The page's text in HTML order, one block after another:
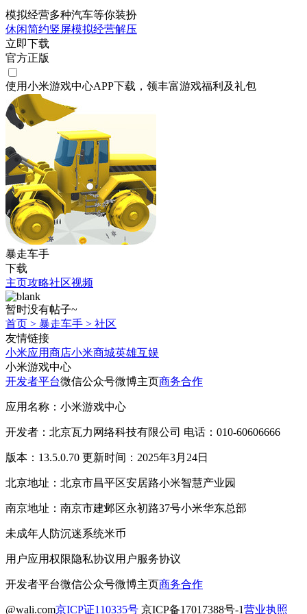
模拟经营多种汽车等你装扮
休闲简约竖屏模拟经营解压
立即下载
官方正版
使用小米游戏中心APP下载 ，领丰富游戏福利 及礼包
暴走车手
下载
主页攻略社区视频
暂时没有帖子~
首页 > 暴走车手 > 社区
友情链接
小米应用商店小米商城英雄互娱
小米游戏中心
开发者平台微信公众号微博主页商务合作
应用名称：小米游戏中心
开发者：北京瓦力网络科技有限公司 电话：010-60606666
版本：13.5.0.70 更新时间：2025年3月24日
北京地址：北京市昌平区安居路小米智慧产业园
南京地址：南京市建邺区永初路37号小米华东总部
未成年人防沉迷系统米币
用户应用权限隐私协议用户服务协议
开发者平台微信公众号微博主页商务合作
@wali.com京ICP证110335号 京ICP备17017388号-1营业执照